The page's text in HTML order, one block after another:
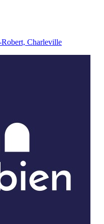
Charleville